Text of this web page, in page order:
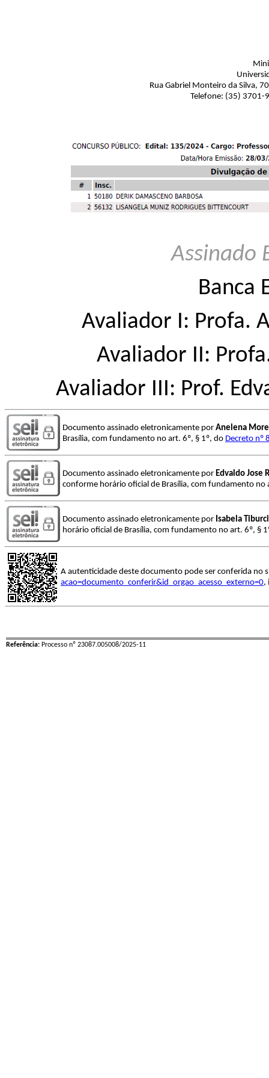
Rua Gabriel Monteiro da Silva,
Telefone: (35)
Assinado
Banca
Avaliador I: Profa.
Avaliador II:
Avaliador III: Prof.
Documento assinado eletronicamente por Anelena
Brasília, com fundamento no art. 6º, § 1º, do Decreto nº
Documento assinado eletronicamente por Edvaldo Jose
conforme horário oficial de Brasília, com fundamento no
Documento assinado eletronicamente por Isabela
horário oficial de Brasília, com fundamento no art. 6º, §
A autenticidade deste documento pode ser conferida no
acao=documento_conferir&id_orgao_acesso_externo=0,
Referência: Processo nº 23087.005008/2025-11